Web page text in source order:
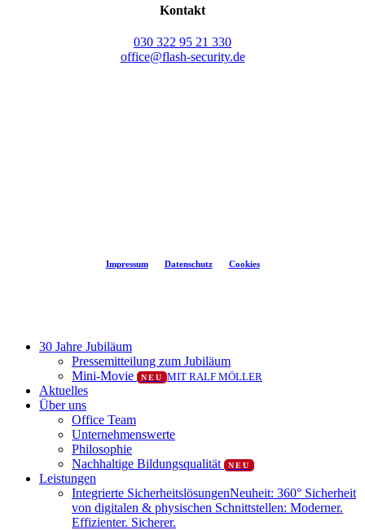
Kontakt
030 322 95 21 330
office@flash-security.de
Impressum Datenschutz Cookies
Close
30 Jahre Jubiläum
Pressemitteilung zum Jubiläum
Mini-Movie
NEU MIT RALF MÖLLER
Aktuelles
Über uns
Office Team
Unternehmenswerte
Philosophie
Nachhaltige Bildungsqualität
NEU
Leistungen
Integrierte SicherheitslösungenNeuheit: 360° Sicherheit
von digitalen & physischen Schnittstellen: Moderner.
Effizienter. Sicherer.